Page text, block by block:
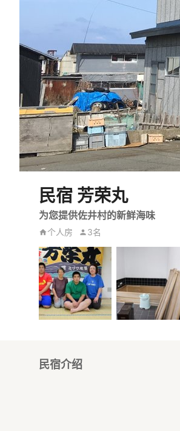
民宿 芳荣丸
为您提供佐井村的新鲜海味
个人房 3名
民宿介绍